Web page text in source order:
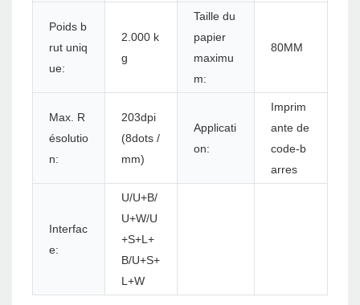
Poids b
rut uniq
ue:
2.000 k
g
Taille du
papier
maximu
m:
80MM
Max. R
ésolutio
n:
203dpi
(8dots /
mm)
Applicati
on:
Imprim
ante de
code-b
arres
Interfac
e:
U/U+B/
U+W/U
+S+L+
B/U+S+
L+W